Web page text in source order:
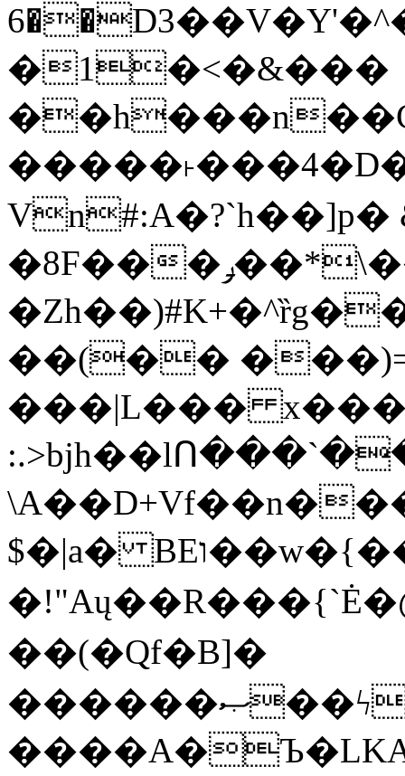
�1�<�&���
Vn#:A�?`h��]p�
�8F���ݛ��*\��U��S
��(��
���|L���
$�|a� BEו��w�{���;���q�X��d%�������W� hU�(�1�Ū}9�S�F<��i�L3�;�
��(�Qf�B]�
������ޞ��ϟak��r��_39$�8�p���7�2�yIZ�R��x��/